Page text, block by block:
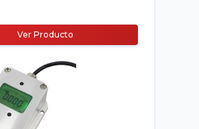
Ver Producto